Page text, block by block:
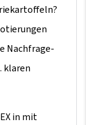
Nachfrage-
klaren
in mit